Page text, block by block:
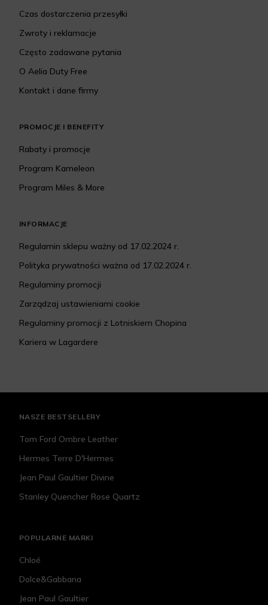
Czas dostarczenia przesyłki
Zwroty i reklamacje
Często zadawane pytania
O Aelia Duty Free
Kontakt i dane firmy
PROMOCJE I BENEFITY
Rabaty i promocje
Program Kameleon
Program Miles & More
INFORMACJE
Regulamin sklepu ważny od 17.02.2024 r.
Polityka prywatności ważna od 17.02.2024 r.
Regulaminy promocji
Zarządzaj ustawieniami cookie
Regulaminy promocji z Lotniskiem Chopina
Kariera w Lagardere
NASZE BESTSELLERY
Tom Ford Ombre Leather
Hermes Terre D'Hermes
Jean Paul Gaultier Divine
Stanley Quencher Rose Quartz
POPULARNE MARKI
Chloé
Dolce&Gabbana
Jean Paul Gaultier